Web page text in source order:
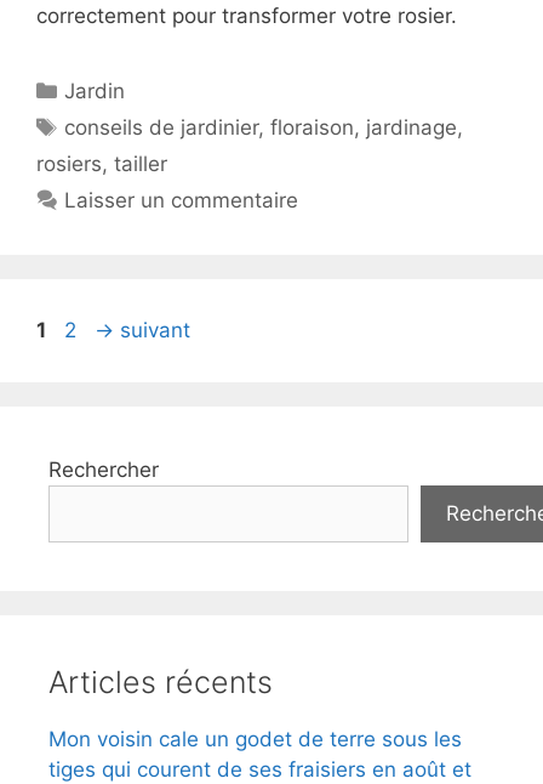
correctement pour transformer votre rosier.
Catégories
Jardin
Étiquettes
conseils de jardinier,floraison, jardinage,
rosiers, tailler
Laisser un commentaire
Page
1 Page
2 → suivant
Rechercher
Articles récents
Mon voisin cale un godet de terre sous les
tiges qui courent de ses fraisiers en août et